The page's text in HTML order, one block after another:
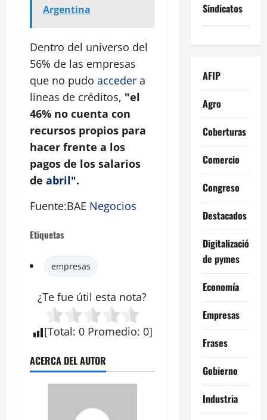
Argentina
Dentro del universo del
56% de las empresas
que no pudo acceder a
líneas de créditos, "el
46% no cuenta con
recursos propios para
hacer frente a los
pagos de los salarios
de abril".
Fuente:BAE Negocios
Etiquetas
empresas
¿Te fue útil esta nota?
[Total: 0 Promedio: 0]
ACERCA DEL AUTOR
Sindicatos
AFIP
Agro
Coberturas
Comercio
Congreso
Destacados
Digitalización
de pymes
Economía
Empresas
Frases
Gobierno
Industria